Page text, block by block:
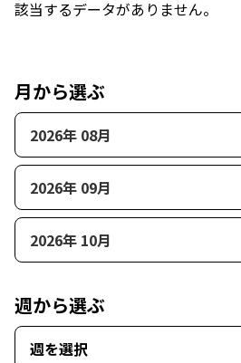
該当するデータがありません。
月から選ぶ
2026年 08月
2026年 09月
2026年 10月
週から選ぶ
週を選択